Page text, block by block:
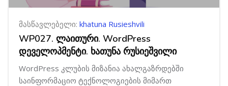
მასწავლებელი: khatuna Rusieshvili
WP027. ლაითური. WordPress
დეველოპმენტი. ხათუნა რუსიეშვილი
WordPress კლუბის მიზანია ახალგაზრდებში
საინფორმაციო ტექნოლოგიების მიმართ